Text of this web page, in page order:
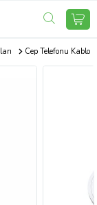
Cep Telefonu Kablo